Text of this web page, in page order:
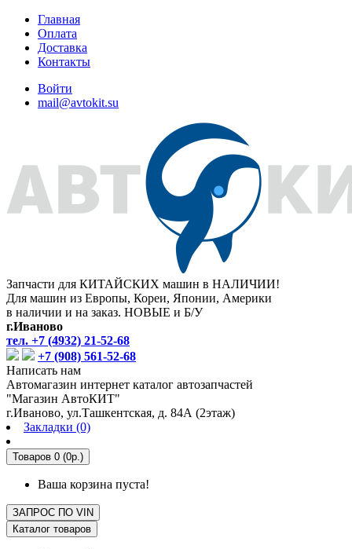
Главная
Оплата
Доставка
Контакты
Войти
mail@avtokit.su
Запчасти для КИТАЙСКИХ машин в НАЛИЧИИ!
Для машин из Европы, Кореи, Японии, Америки
в наличии и на заказ. НОВЫЕ и Б/У
г.Иваново
тел. +7 (4932) 21-52-68
+7 (908) 561-52-68
Написать нам
Автомагазин интернет каталог автозапчастей
"Магазин АвтоКИТ"
г.Иваново, ул.Ташкентская, д. 84А (2этаж)
Закладки (0)
Товаров 0 (0р.)
Ваша корзина пуста!
ЗАПРОС ПО VIN
Каталог товаров